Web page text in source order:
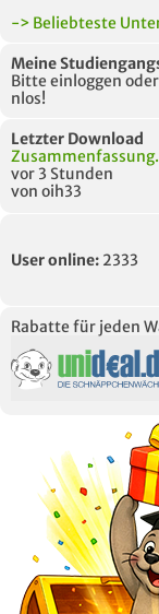
-> Beliebteste
Meine
Bitte einloggen oder
nlos!
Letzter Download
vor 3 Stunden
von oih33
User online: 2333
Rabatte für jeden